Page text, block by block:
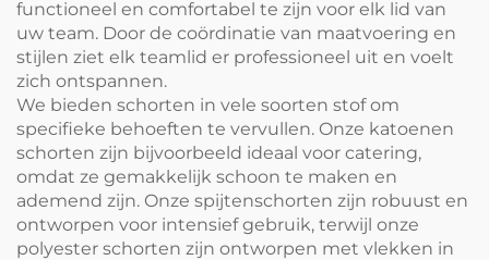
functioneel en comfortabel te zijn voor elk lid van
uw team. Door de coördinatie van maatvoering en
stijlen ziet elk teamlid er professioneel uit en voelt
zich ontspannen.
We bieden schorten in vele soorten stof om
specifieke behoeften te vervullen. Onze katoenen
schorten zijn bijvoorbeeld ideaal voor catering,
omdat ze gemakkelijk schoon te maken en
ademend zijn. Onze spijtenschorten zijn robuust en
ontworpen voor intensief gebruik, terwijl onze
polyester schorten zijn ontworpen met vlekken in